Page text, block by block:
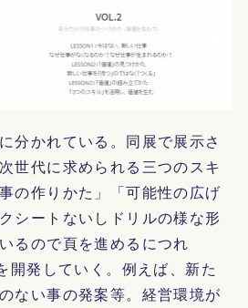
分かれている。同展で展示さ
世代に求められる三つのスキ
の作りかた」「可能性の広げ
シートないしドリルの様な形
るので頁を進めるにつれ
開発していく。例えば、新た
ない事の発案等。経営環境が